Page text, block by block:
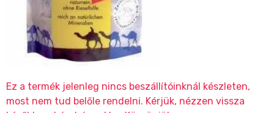
Ez a termék jelenleg nincs beszállítóinknál készleten,
most nem tud belőle rendelni. Kérjük, nézzen vissza